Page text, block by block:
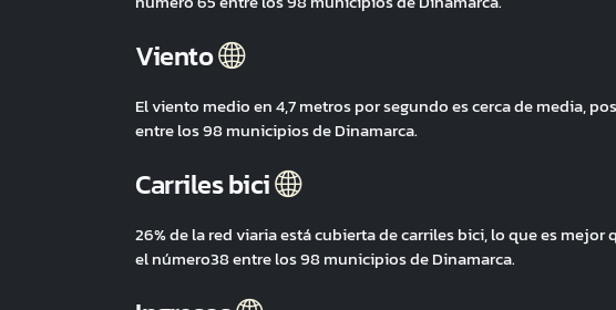
Viento
El viento medio en 4,7 metros por segundo es cerca de media,
entre los 98 municipios de Dinamarca.
Carriles bici
26% de la red viaria está cubierta de carriles bici, lo que es
el número38 entre los 98 municipios de Dinamarca.